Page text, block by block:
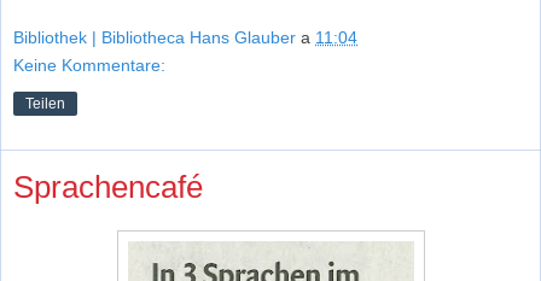
Bibliothek | Bibliotheca Hans Glauber a 11:04
Keine Kommentare:
Teilen
Sprachencafé